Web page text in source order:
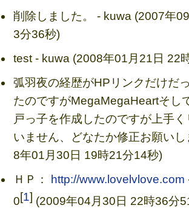
削除しました。 - kuwa (2007年
3分36秒)
test - kuwa (2008年01月21日 22
弧羽夜の経歴がHPリンクだけだ
たのですがMegaMegaHeartそし
戸っ子を作成したのですが上手
いません、どなたか修正お願い
8年01月30日 19時21分14秒)
ＨＰ：
http://www.lovelvlove.com
0[1] (2009年04月30日 22時36分